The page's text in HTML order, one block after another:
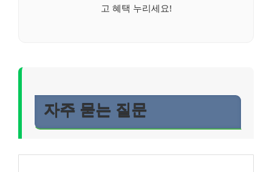
고 혜택 누리세요!
자주 묻는 질문